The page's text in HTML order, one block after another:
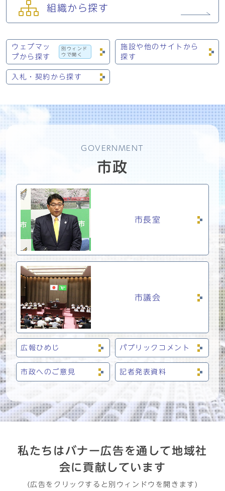
組織から探す
ウェブマッ
プから探す
別ウィンド
ウで開く
施設や他のサイトから
探す
入札・契約から探す
GOVERNMENT
市政
市長室
市議会
広報ひめじ パブリックコメント
市政へのご意見 記者発表資料
私たちはバナー広告を通して地域社
会に貢献しています
(広告をクリックすると別ウィンドウを開きます)